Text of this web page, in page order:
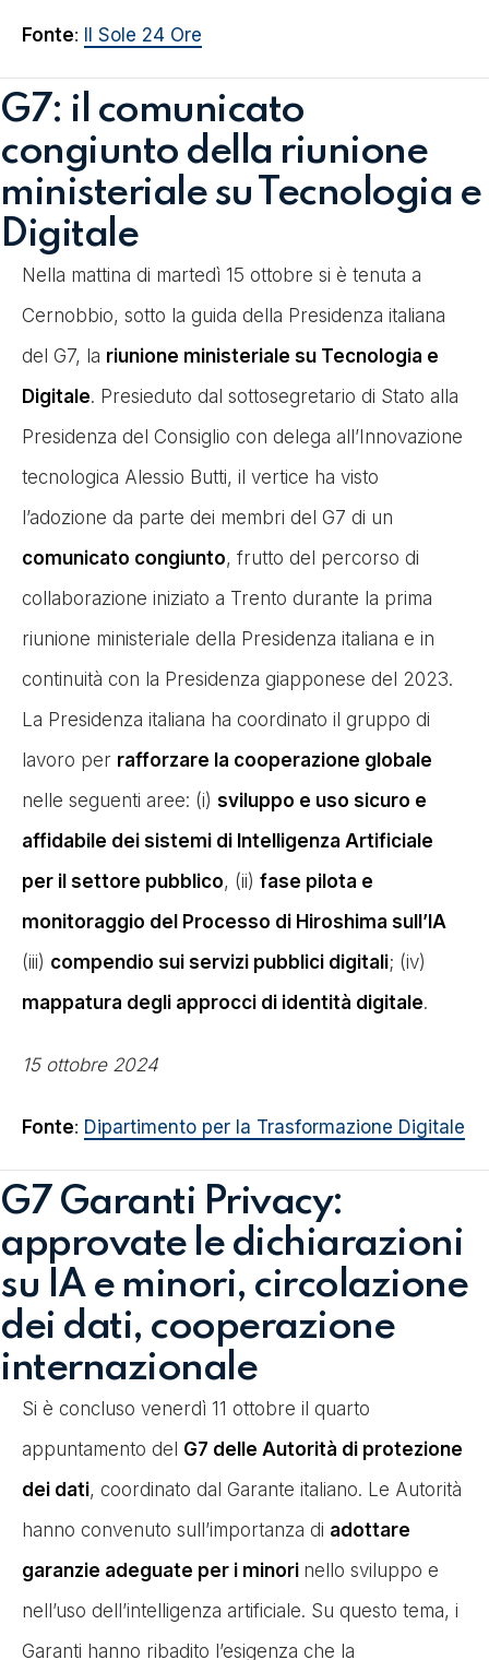
Fonte: Il Sole 24 Ore
G7: il comunicato
congiunto della riunione
ministeriale su Tecnologia e
Digitale
Nella mattina di martedì 15 ottobre si è tenuta a
Cernobbio, sotto la guida della Presidenza italiana
del G7, la riunione ministeriale su Tecnologia e
Digitale. Presieduto dal sottosegretario di Stato alla
Presidenza del Consiglio con delega all’Innovazione
tecnologica Alessio Butti, il vertice ha visto
l’adozione da parte dei membri del G7 di un
comunicato congiunto, frutto del percorso di
collaborazione iniziato a Trento durante la prima
riunione ministeriale della Presidenza italiana e in
continuità con la Presidenza giapponese del 2023.
La Presidenza italiana ha coordinato il gruppo di
lavoro per rafforzare la cooperazione globale
nelle seguenti aree: (i) sviluppo e uso sicuro e
affidabile dei sistemi di Intelligenza Artificiale
per il settore pubblico, (ii) fase pilota e
monitoraggio del Processo di Hiroshima sull’IA
(iii) compendio sui servizi pubblici digitali; (iv)
mappatura degli approcci di identità digitale.
15 ottobre 2024
Fonte: Dipartimento per la Trasformazione Digitale
G7 Garanti Privacy:
approvate le dichiarazioni
su IA e minori, circolazione
dei dati, cooperazione
internazionale
Si è concluso venerdì 11 ottobre il quarto
appuntamento del G7 delle Autorità di protezione
dei dati, coordinato dal Garante italiano. Le Autorità
hanno convenuto sull’importanza di adottare
garanzie adeguate per i minori nello sviluppo e
nell’uso dell’intelligenza artificiale. Su questo tema, i
Garanti hanno ribadito l’esigenza che la